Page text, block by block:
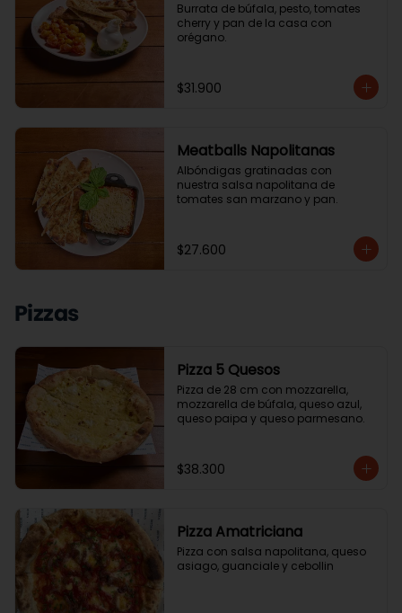
Burrata de búfala, pesto, tomates
cherry y pan de la casa con
orégano.
$31.900
Meatballs Napolitanas
Albóndigas gratinadas con
nuestra salsa napolitana de
tomates san marzano y pan.
$27.600
Pizzas
Pizza 5 Quesos
Pizza de 28 cm con mozzarella,
mozzarella de búfala, queso azul,
queso paipa y queso parmesano.
$38.300
Pizza Amatriciana
Pizza con salsa napolitana, queso
asiago, guanciale y cebollin